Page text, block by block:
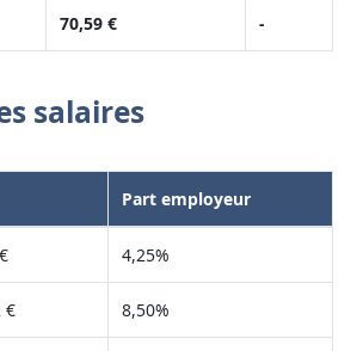
70,59 € -
salaires
Part employeur
4,25%
€ 8,50%